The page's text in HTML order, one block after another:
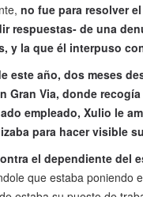
no fue para resolver
respuestas- de una
y la que él interpuso
este año, dos meses
Via, donde
empleado, Xulio le
para hacer visible
el dependiente del
que estaba poniendo